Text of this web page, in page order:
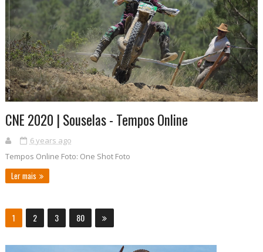
CNE 2020 | Souselas - Tempos Online
6 years ago
Tempos Online Foto: One Shot Foto
Ler mais
1 2 3 80